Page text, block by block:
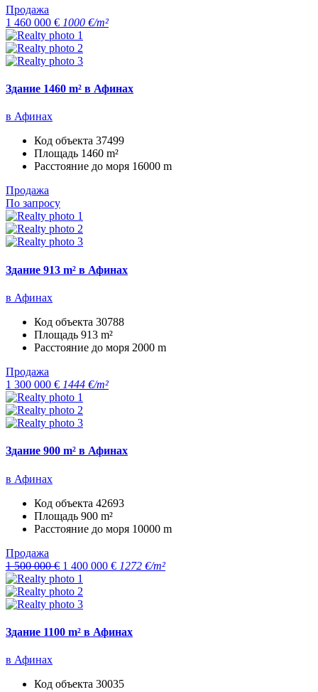
Продажа
1 460 000 € 1000 €/m²
Здание 1460 m² в Афинах
в Афинах
Код объекта 37499
Площадь 1460 m²
Расстояние до моря 16000 m
Продажа
По запросу
Здание 913 m² в Афинах
в Афинах
Код объекта 30788
Площадь 913 m²
Расстояние до моря 2000 m
Продажа
1 300 000 € 1444 €/m²
Здание 900 m² в Афинах
в Афинах
Код объекта 42693
Площадь 900 m²
Расстояние до моря 10000 m
Продажа
1 500 000 € 1 400 000 € 1272 €/m²
Здание 1100 m² в Афинах
в Афинах
Код объекта 30035